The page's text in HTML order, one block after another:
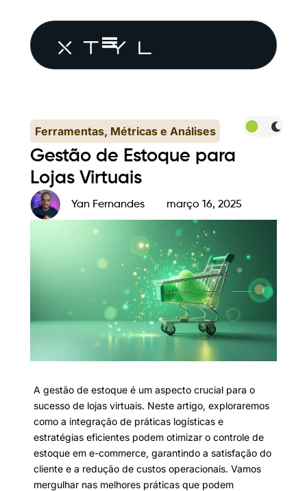
Ferramentas, Métricas e Análises
Gestão de Estoque para
Lojas Virtuais
Yan Fernandes março 16, 2025
A gestão de estoque é um aspecto crucial para o
sucesso de lojas virtuais. Neste artigo, exploraremos
como a integração de práticas logísticas e
estratégias eficientes podem otimizar o controle de
estoque em e-commerce, garantindo a satisfação do
cliente e a redução de custos operacionais. Vamos
mergulhar nas melhores práticas que podem